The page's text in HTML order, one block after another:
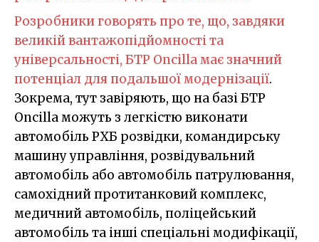
Розробники говорять про те, що, завдяки
великій вантажопідйомності та
універсальності, БТР Oncilla має значний
потенціал для подальшої модернізації.
Зокрема, тут завіряють, що на базі БТР
Oncilla можуть з легкістю виконати
автомобіль РХБ розвідки, командирську
машину управління, розвідувальний
автомобіль або автомобіль патрулювання,
самохідний протитанковий комплекс,
медичний автомобіль, поліцейський
автомобіль та інші спеціальні модифікації,